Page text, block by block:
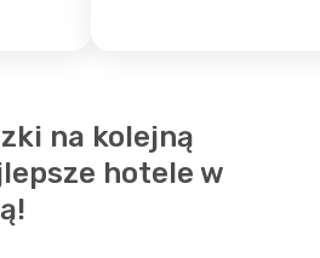
na kolejną
hotele w